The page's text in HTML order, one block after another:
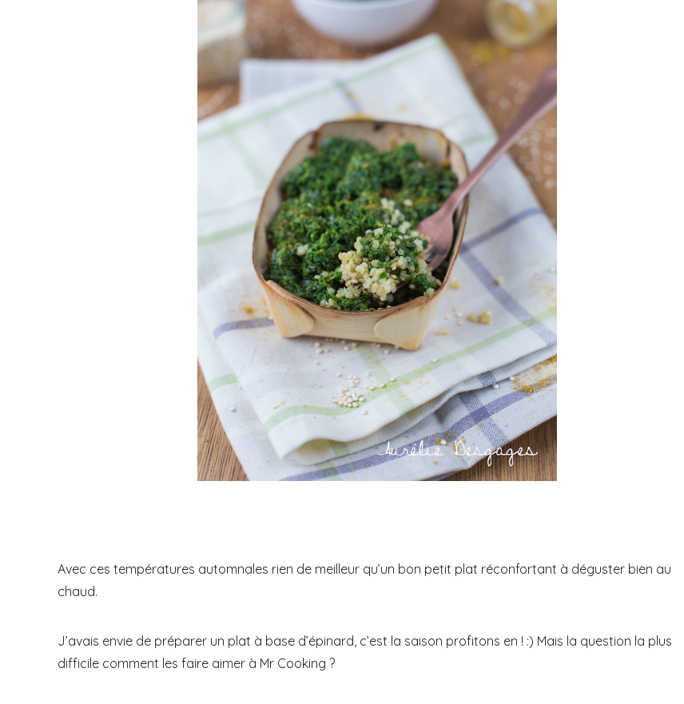
Avec ces températures automnales rien de meilleur qu’un bon petit plat réconfortant à déguster bien au
chaud.
J’avais envie de préparer un plat à base d’épinard, c’est la saison profitons en ! :) Mais la question la plus
difficile comment les faire aimer à Mr Cooking ?